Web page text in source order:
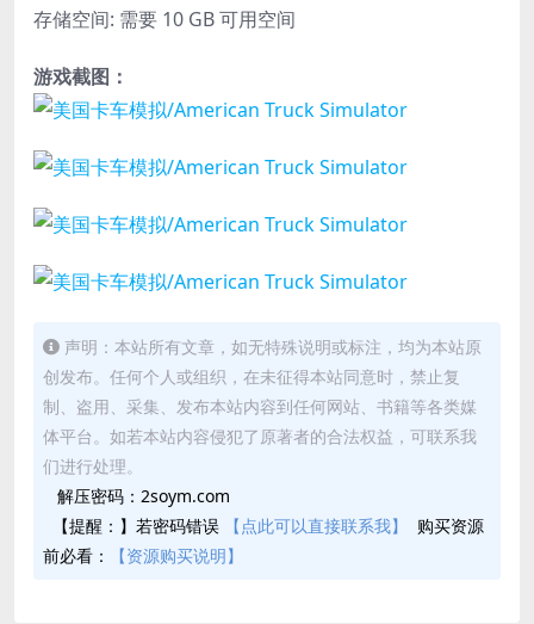
存储空间: 需要 10 GB 可用空间
游戏截图：
声明：本站所有文章，如无特殊说明或标注，均为本站原
创发布。任何个人或组织，在未征得本站同意时，禁止复
制、盗用、采集、发布本站内容到任何网站、书籍等各类媒
体平台。如若本站内容侵犯了原著者的合法权益，可联系我
们进行处理。
解压密码：2soym.com
【提醒：】若密码错误
【点此可以直接联系我】
购买资源
前必看：
【资源购买说明】